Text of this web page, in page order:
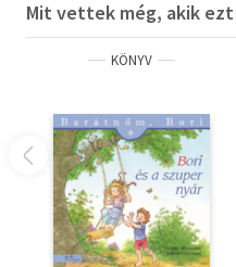
Mit vettek még, akik
KÖNYV